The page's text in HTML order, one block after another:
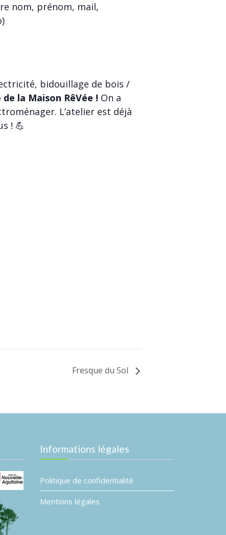
nom, prénom, mail,
bidouillage de bois /
la Maison RêVée ! On a
L’atelier est déjà
! 💪
Fresque du Sol
Informations légales
Politique de confidentialité
Mentions légales